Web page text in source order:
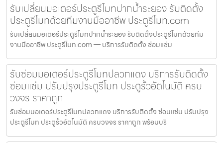
รับเปลี่ยนมอเตอร์ประตูรีโมทปากน้ำระยอง รับติดตั้ง
ประตูรีโมทด้วยทีมงานมืออาชีพ ประตูรีโมท.com
รับเปลี่ยนมอเตอร์ประตูรีโมทปากน้ำระยอง รับติดตั้งประตูรีโมทด้วยทีม
งานมืออาชีพ ประตูรีโมท.com — บริการรับติดตั้ง ซ่อมแซ่ม
รับซ่อมมอเตอร์ประตูรีโมทปลวกแดง บริการรับติดตั้ง
ซ่อมแซ่ม ปรับปรุงประตูรีโมท ประตูรั้วอัตโนมัติ ครบ
วงจร ราคาถูก
รับซ่อมมอเตอร์ประตูรีโมทปลวกแดง บริการรับติดตั้ง ซ่อมแซ่ม ปรับปรุง
ประตูรีโมท ประตูรั้วอัตโนมัติ ครบวงจร ราคาถูก พร้อมบริ